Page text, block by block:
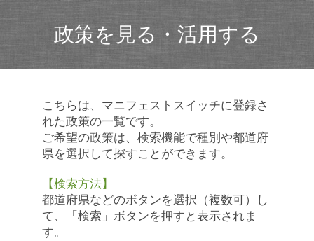
政策を見る・活用する
こちらは、マニフェストスイッチに登録さ
れた政策の一覧です。
ご希望の政策は、検索機能で種別や都道府
県を選択して探すことができます。
【検索方法】
都道府県などのボタンを選択（複数可）し
て、「検索」ボタンを押すと表示されま
す。